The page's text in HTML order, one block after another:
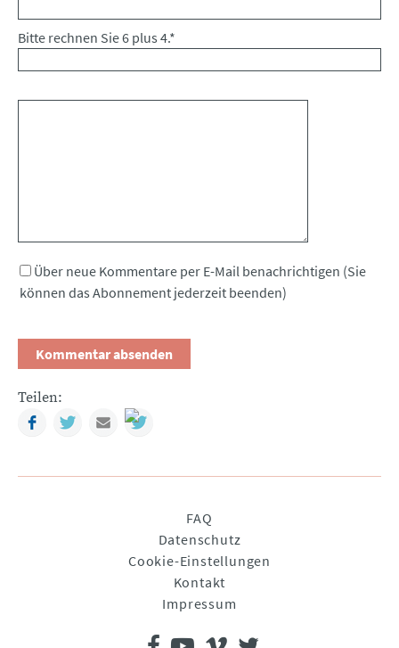
Bitte rechnen Sie 6 plus 4.*
Über neue Kommentare per E-Mail benachrichtigen (Sie
können das Abonnement jederzeit beenden)
Teilen:
FacebookTwitterMail
FAQ
Datenschutz
Cookie-Einstellungen
Kontakt
Impressum